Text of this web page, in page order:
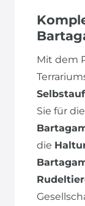
Mit dem
Sie für
die